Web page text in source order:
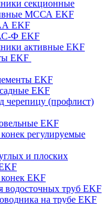
секционные
МССА EKF
EKF
Ф EKF
активные EKF
EKF
EKF
EKF
черепицу (профлист)
EKF
регулируемые
и плоских
EKF
водосточных труб EKF
на трубе EKF